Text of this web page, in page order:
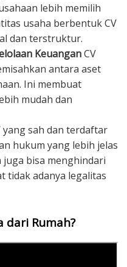
lebih memilih
usaha berbentuk CV
dan terstruktur.
KeuanganCV
antara aset
Ini membuat
mudah dan
yang sah dan terdaftar
hukum yang lebih jelas
juga bisa menghindari
tidak adanya legalitas
dari Rumah?